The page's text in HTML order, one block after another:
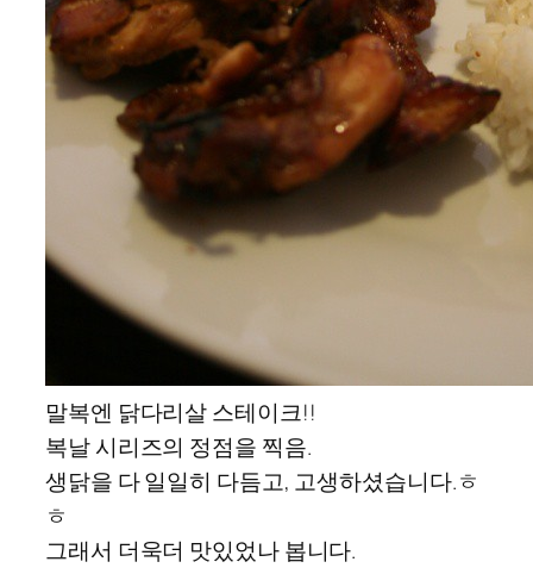
말복엔 닭다리살 스테이크!!
복날 시리즈의 정점을 찍음.
생닭을 다 일일히 다듬고, 고생하셨습니다.ㅎ
ㅎ
그래서 더욱더 맛있었나 봅니다.